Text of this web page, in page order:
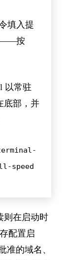
填入提
——按
以常驻
底部，并
speed
则在启动时
配置启
准的域名、